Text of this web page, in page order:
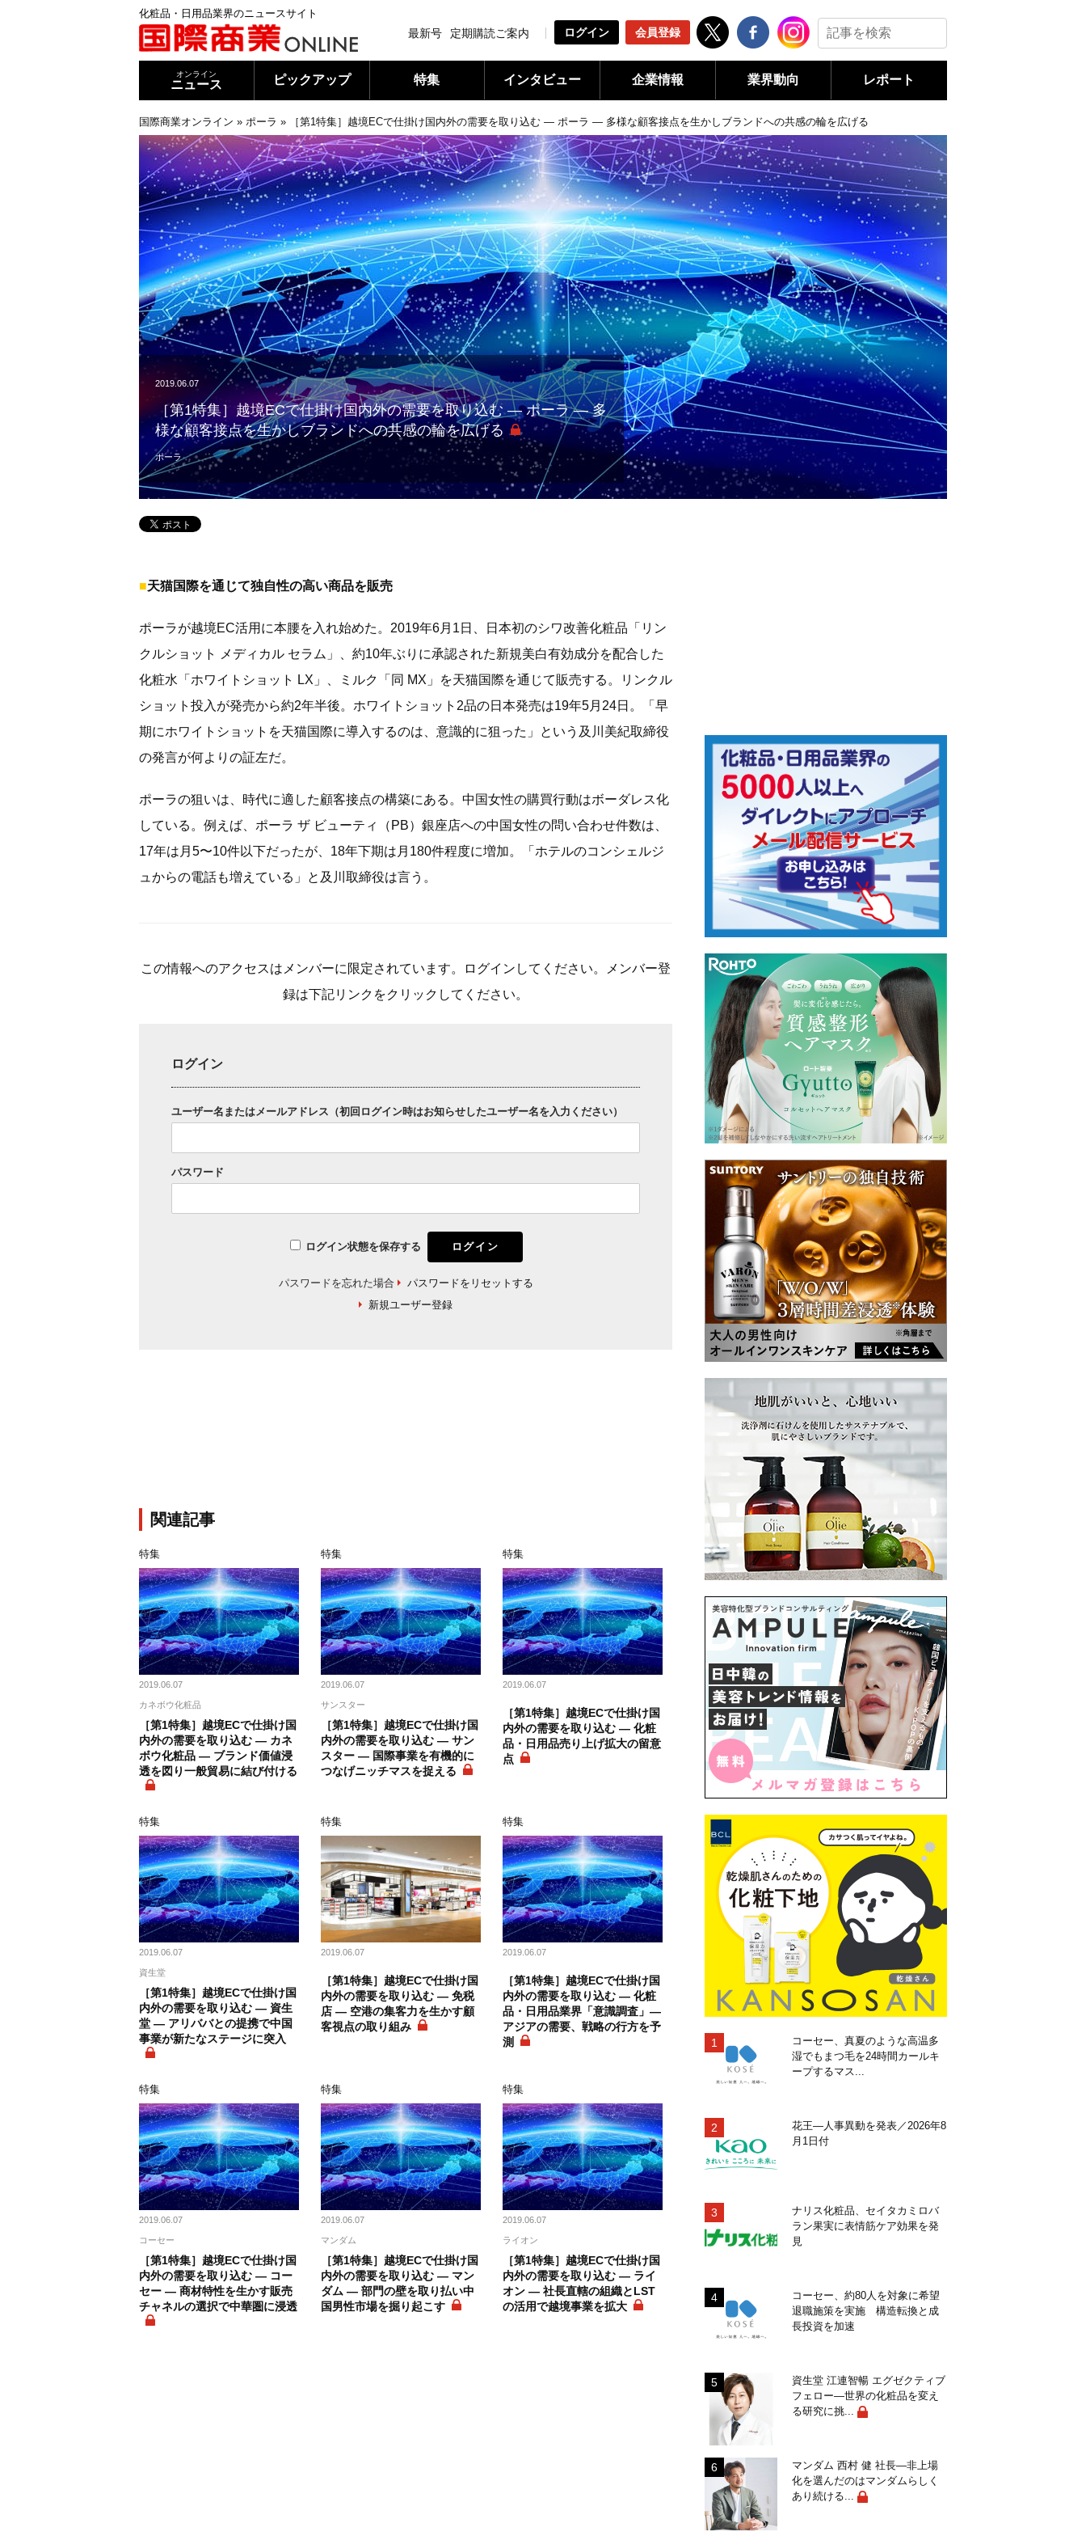
化粧品・日用品業界のニュースサイト
最新号 定期購読ご案内 ログイン 会員登録
オンライン
ニュース ピックアップ 特集 インタビュー 企業情報 業界動向 レポート
国際商業オンライン » ポーラ » ［第1特集］越境ECで仕掛け国内外の需要を取り込む ― ポーラ ― 多様な顧客接点を生かしブランドへの共感の輪を広げる
2019.06.07
［第1特集］越境ECで仕掛け国内外の需要を取り込む ― ポーラ ― 多
様な顧客接点を生かしブランドへの共感の輪を広げる
ポーラ
■天猫国際を通じて独自性の高い商品を販売
ポーラが越境EC活用に本腰を入れ始めた。2019年6月1日、日本初のシワ改善化粧品「リン
クルショット メディカル セラム」、約10年ぶりに承認された新規美白有効成分を配合した
化粧水「ホワイトショット LX」、ミルク「同 MX」を天猫国際を通じて販売する。リンクル
ショット投入が発売から約2年半後。ホワイトショット2品の日本発売は19年5月24日。「早
期にホワイトショットを天猫国際に導入するのは、意識的に狙った」という及川美紀取締役
の発言が何よりの証左だ。
ポーラの狙いは、時代に適した顧客接点の構築にある。中国女性の購買行動はボーダレス化
している。例えば、ポーラ ザ ビューティ（PB）銀座店への中国女性の問い合わせ件数は、
17年は月5〜10件以下だったが、18年下期は月180件程度に増加。「ホテルのコンシェルジ
ュからの電話も増えている」と及川取締役は言う。
この情報へのアクセスはメンバーに限定されています。ログインしてください。メンバー登
録は下記リンクをクリックしてください。
ログイン
ユーザー名またはメールアドレス（初回ログイン時はお知らせしたユーザー名を入力ください）
パスワード
ログイン状態を保存する
パスワードを忘れた場合
パスワードをリセットする
新規ユーザー登録
関連記事
特集
2019.06.07
カネボウ化粧品
［第1特集］越境ECで仕掛け国
内外の需要を取り込む ― カネ
ボウ化粧品 ― ブランド価値浸
透を図り一般貿易に結び付ける
特集
2019.06.07
サンスター
［第1特集］越境ECで仕掛け国
内外の需要を取り込む ― サン
スター ― 国際事業を有機的に
つなげニッチマスを捉える
特集
2019.06.07
［第1特集］越境ECで仕掛け国
内外の需要を取り込む ― 化粧
品・日用品売り上げ拡大の留意
点
特集
2019.06.07
資生堂
［第1特集］越境ECで仕掛け国
内外の需要を取り込む ― 資生
堂 ― アリババとの提携で中国
事業が新たなステージに突入
特集
2019.06.07
［第1特集］越境ECで仕掛け国
内外の需要を取り込む ― 免税
店 ― 空港の集客力を生かす顧
客視点の取り組み
特集
2019.06.07
［第1特集］越境ECで仕掛け国
内外の需要を取り込む ― 化粧
品・日用品業界「意識調査」―
アジアの需要、戦略の行方を予
測
特集
2019.06.07
コーセー
［第1特集］越境ECで仕掛け国
内外の需要を取り込む ― コー
セー ― 商材特性を生かす販売
チャネルの選択で中華圏に浸透
特集
2019.06.07
マンダム
［第1特集］越境ECで仕掛け国
内外の需要を取り込む ― マン
ダム ― 部門の壁を取り払い中
国男性市場を掘り起こす
特集
2019.06.07
ライオン
［第1特集］越境ECで仕掛け国
内外の需要を取り込む ― ライ
オン ― 社長直轄の組織とLST
の活用で越境事業を拡大
コーセー、真夏のような高温多
湿でもまつ毛を24時間カールキ
ープするマス...
花王―人事異動を発表／2026年8
月1日付
ナリス化粧品、セイタカミロバ
ラン果実に表情筋ケア効果を発
見
コーセー、約80人を対象に希望
退職施策を実施 構造転換と成
長投資を加速
資生堂 江連智暢 エグゼクティブ
フェロー―世界の化粧品を変え
る研究に挑...
マンダム 西村 健 社長―非上場
化を選んだのはマンダムらしく
あり続ける...